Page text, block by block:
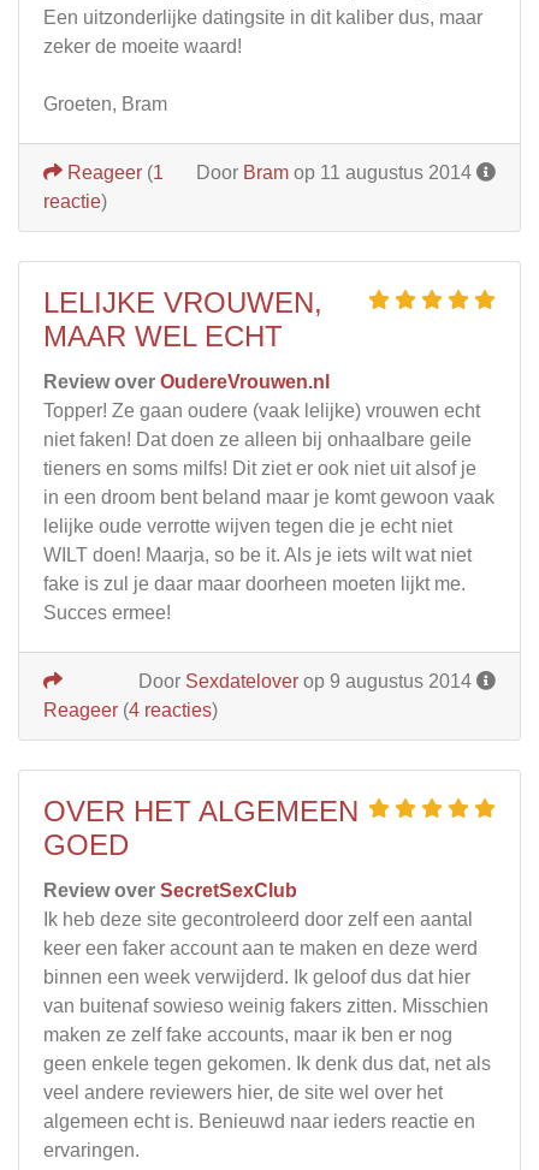
Een uitzonderlijke datingsite in dit kaliber dus, maar
zeker de moeite waard!
Groeten, Bram
Door Bram op 11 augustus 2014
Reageer (1
reactie)
LELIJKE VROUWEN,
MAAR WEL ECHT
Review over OudereVrouwen.nl
Topper! Ze gaan oudere (vaak lelijke) vrouwen echt
niet faken! Dat doen ze alleen bij onhaalbare geile
tieners en soms milfs! Dit ziet er ook niet uit alsof je
in een droom bent beland maar je komt gewoon vaak
lelijke oude verrotte wijven tegen die je echt niet
WILT doen! Maarja, so be it. Als je iets wilt wat niet
fake is zul je daar maar doorheen moeten lijkt me.
Succes ermee!
Door Sexdatelover op 9 augustus 2014
Reageer (4 reacties)
OVER HET ALGEMEEN
GOED
Review over SecretSexClub
Ik heb deze site gecontroleerd door zelf een aantal
keer een faker account aan te maken en deze werd
binnen een week verwijderd. Ik geloof dus dat hier
van buitenaf sowieso weinig fakers zitten. Misschien
maken ze zelf fake accounts, maar ik ben er nog
geen enkele tegen gekomen. Ik denk dus dat, net als
veel andere reviewers hier, de site wel over het
algemeen echt is. Benieuwd naar ieders reactie en
ervaringen.